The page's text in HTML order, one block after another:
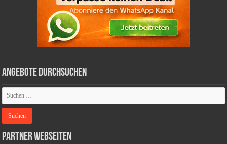
Angebote durchsuchen
Partner Webseiten